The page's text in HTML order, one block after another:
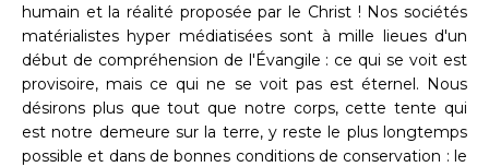
humain et la réalité proposée par le Christ ! Nos sociétés
matérialistes hyper médiatisées sont à mille lieues d'un
début de compréhension de l'Évangile : ce qui se voit est
provisoire, mais ce qui ne se voit pas est éternel. Nous
désirons plus que tout que notre corps, cette tente qui
est notre demeure sur la terre, y reste le plus longtemps
possible et dans de bonnes conditions de conservation : le